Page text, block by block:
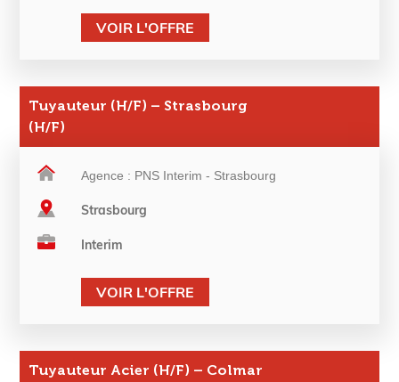
VOIR L'OFFRE
Tuyauteur (H/F) – Strasbourg
(H/F)
Agence : PNS Interim - Strasbourg
Strasbourg
Interim
VOIR L'OFFRE
Tuyauteur Acier (H/F) – Colmar